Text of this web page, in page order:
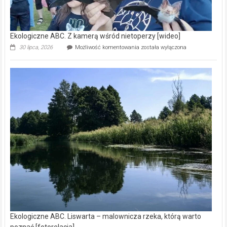
Ekologiczne ABC. Z kamerą wśród nietoperzy [wideo]
30 lipca, 2026 Możliwość komentowania Ekologiczne
kamerą
wśród
została wyłączona
Ekologiczne ABC. Liswarta – malownicza rzeka, którą warto